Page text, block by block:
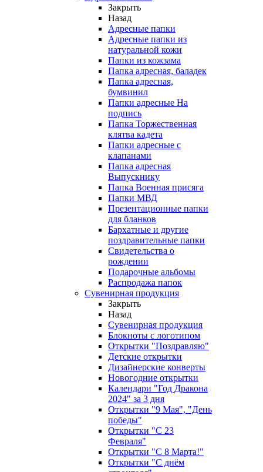
Закрыть
Назад
Адресные папки
Адресные папки из
натуральной кожи
Папки из кожзама
Папка адресная, баладек
Папка адресная,
бумвинил
Папки адресные На
подпись
Папка Торжественная
клятва кадета
Папки адресные с
клапанами
Папка адресная
Выпускнику
Папка Военная присяга
Папки МВД
Презентационные папки
для бланков
Бархатные и другие
поздравительные папки
Свидетельства о
рождении
Подарочные альбомы
Распродажа папок
Сувенирная продукция
Закрыть
Назад
Сувенирная продукция
Блокноты с логотипом
Открытки "Поздравляю"
Детские открытки
Дизайнерские конверты
Новогодние открытки
Календари "Год Дракона
2024" за 3 дня
Открытки "9 Мая", "День
победы"
Открытки "С 23
Февраля"
Открытки "С 8 Марта!"
Открытки "С днём